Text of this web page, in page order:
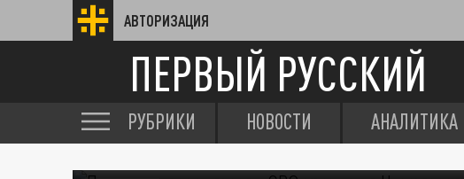
АВТОРИЗАЦИЯ
ПЕРВЫЙ РУССКИЙ
РУБРИКИ НОВОСТИ АНАЛИТИКА